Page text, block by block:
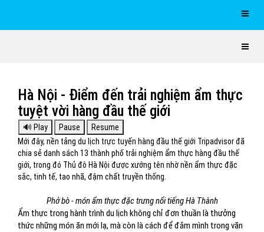
Hà Nội - Điểm đến trải nghiệm ẩm thực
tuyệt vời hàng đầu thế giới
Mới đây, nền tảng du lịch trực tuyến hàng đầu thế giới Tripadvisor đã
chia sẻ danh sách 13 thành phố trải nghiệm ẩm thực hàng đầu thế
giới, trong đó Thủ đô Hà Nội được xướng tên nhờ nền ẩm thực đặc
sắc, tinh tế, tao nhã, đậm chất truyền thống.
Phở bò - món ẩm thực đặc trưng nổi tiếng Hà Thành
Ẩm thực trong hành trình du lịch không chỉ đơn thuần là thưởng
thức những món ăn mới lạ, mà còn là cách để đắm mình trong văn